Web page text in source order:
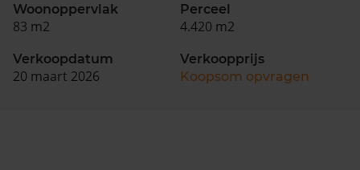
Woonoppervlak
83 m2
Perceel
4.420 m2
Verkoopdatum
20 maart 2026
Verkoopprijs
Koopsom opvragen